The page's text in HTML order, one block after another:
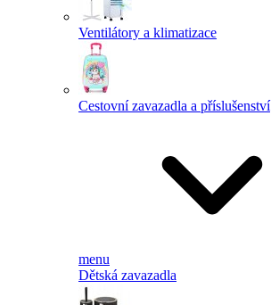
Ventilátory a klimatizace
Cestovní zavazadla a příslušenství
menu
Dětská zavazadla